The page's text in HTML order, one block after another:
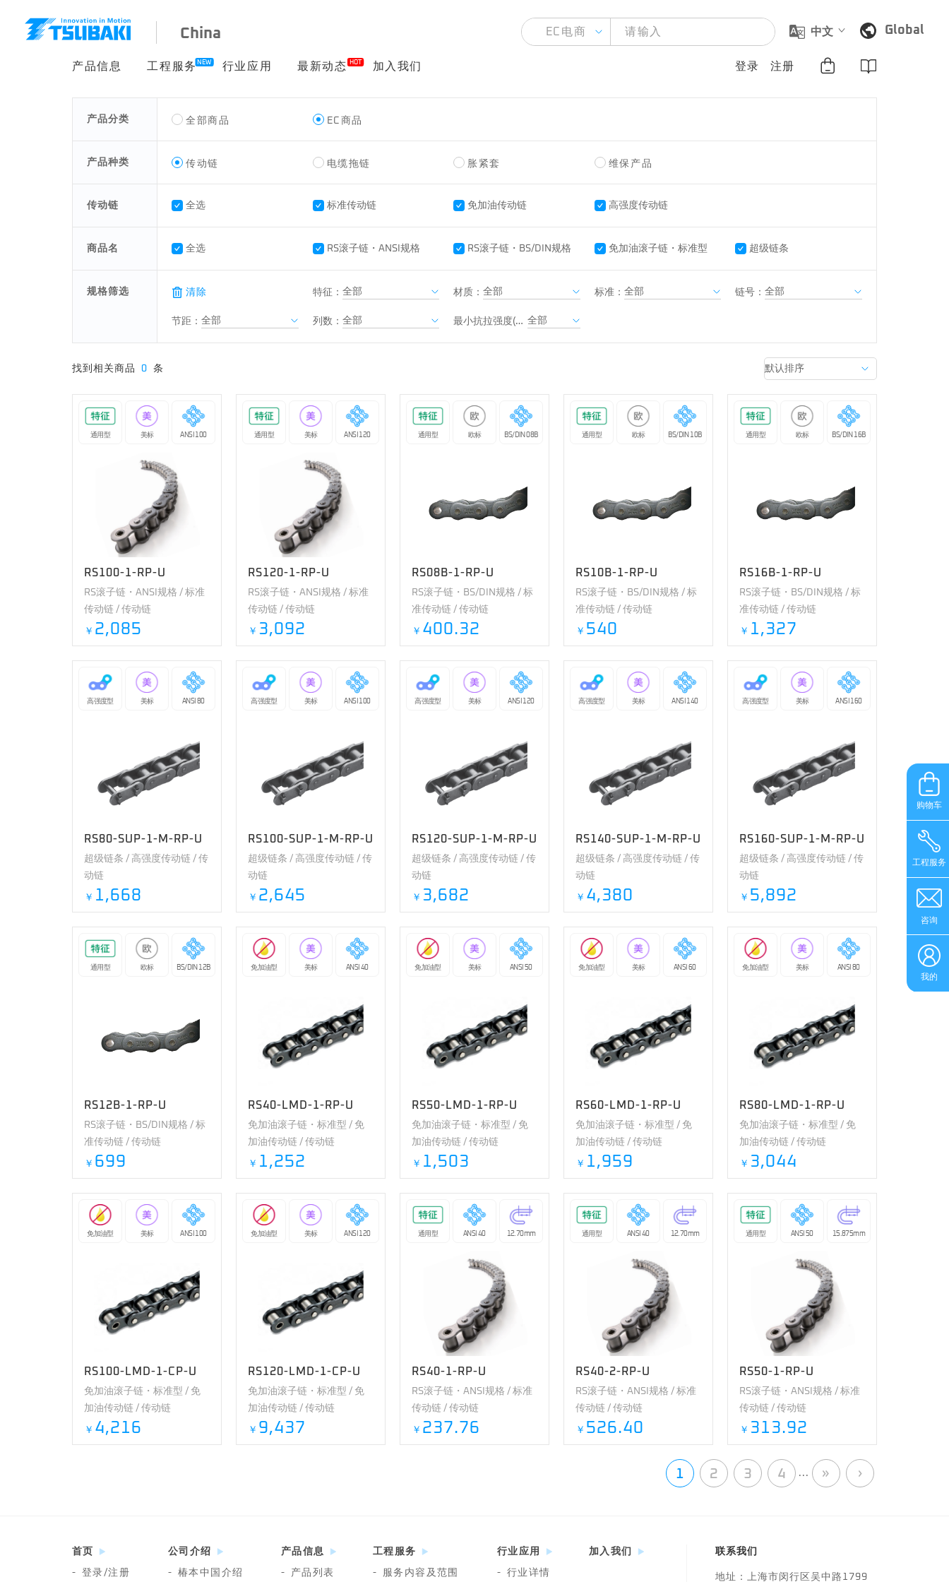
China 中文 Global
产品信息 工程服务NEW 行业应用 最新动态 HOT 加入我们 登录 注册
产品分类 全部商品 EC商品
产品种类 传动链 电缆拖链 胀紧套 维保产品
传动链 全选 标准传动链 免加油传动链 高强度传动链
商品名 全选 RS滚子链・ANSI规格 RS滚子链・BS/DIN规格 免加油滚子链・标准型 超级链条
规格筛选 清除 特征： 材质： 标准： 链号：
节距： 列数： 最小抗拉强度(kN)：
找到相关商品 0 条
通用型 美标 ANSI 100
RS100-1-RP-U
RS滚子链・ANSI规格 / 标准
传动链 / 传动链
￥ 2,085
通用型 美标 ANSI 120
RS120-1-RP-U
RS滚子链・ANSI规格 / 标准
传动链 / 传动链
￥ 3,092
通用型 欧标 BS/DIN 08B
RS08B-1-RP-U
RS滚子链・BS/DIN规格 / 标
准传动链 / 传动链
￥ 400.32
通用型 欧标 BS/DIN 10B
RS10B-1-RP-U
RS滚子链・BS/DIN规格 / 标
准传动链 / 传动链
￥ 540
通用型 欧标 BS/DIN 16B
RS16B-1-RP-U
RS滚子链・BS/DIN规格 / 标
准传动链 / 传动链
￥ 1,327
高强度型 美标 ANSI 80
RS80-SUP-1-M-RP-U
超级链条 / 高强度传动链 / 传
动链
￥ 1,668
高强度型 美标 ANSI 100
RS100-SUP-1-M-RP-U
超级链条 / 高强度传动链 / 传
动链
￥ 2,645
高强度型 美标 ANSI 120
RS120-SUP-1-M-RP-U
超级链条 / 高强度传动链 / 传
动链
￥ 3,682
高强度型 美标 ANSI 140
RS140-SUP-1-M-RP-U
超级链条 / 高强度传动链 / 传
动链
￥ 4,380
高强度型 美标 ANSI 160
RS160-SUP-1-M-RP-U
超级链条 / 高强度传动链 / 传
动链
￥ 5,892
通用型 欧标 BS/DIN 12B
RS12B-1-RP-U
RS滚子链・BS/DIN规格 / 标
准传动链 / 传动链
￥ 699
免加油型 美标 ANSI 40
RS40-LMD-1-RP-U
免加油滚子链・标准型 / 免
加油传动链 / 传动链
￥ 1,252
免加油型 美标 ANSI 50
RS50-LMD-1-RP-U
免加油滚子链・标准型 / 免
加油传动链 / 传动链
￥ 1,503
免加油型 美标 ANSI 60
RS60-LMD-1-RP-U
免加油滚子链・标准型 / 免
加油传动链 / 传动链
￥ 1,959
免加油型 美标 ANSI 80
RS80-LMD-1-RP-U
免加油滚子链・标准型 / 免
加油传动链 / 传动链
￥ 3,044
免加油型 美标 ANSI 100
RS100-LMD-1-CP-U
免加油滚子链・标准型 / 免
加油传动链 / 传动链
￥ 4,216
免加油型 美标 ANSI 120
RS120-LMD-1-CP-U
免加油滚子链・标准型 / 免
加油传动链 / 传动链
￥ 9,437
通用型 ANSI 40 12.70mm
RS40-1-RP-U
RS滚子链・ANSI规格 / 标准
传动链 / 传动链
￥ 237.76
通用型 ANSI 40 12.70mm
RS40-2-RP-U
RS滚子链・ANSI规格 / 标准
传动链 / 传动链
￥ 526.40
通用型 ANSI 50 15.875mm
RS50-1-RP-U
RS滚子链・ANSI规格 / 标准
传动链 / 传动链
￥ 313.92
1 2 3 4 ... » ›
首页
- 登录/注册
公司介绍
- 椿本中国介绍
产品信息
- 产品列表
工程服务
- 服务内容及范围
行业应用
- 行业详情
加入我们 联系我们
地址： 上海市闵行区吴中路1799
购物车
工程服务
咨询
我的